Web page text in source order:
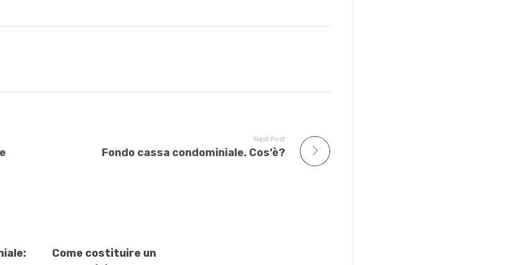
Next Post
Fondo cassa condominiale. Cos’è?
Come costituire un